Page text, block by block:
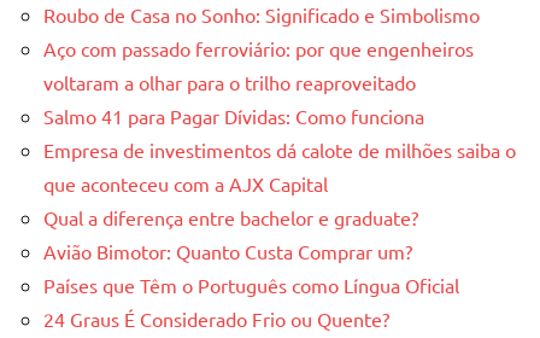
Roubo de Casa no Sonho: Significado e Simbolismo
Aço com passado ferroviário: por que engenheiros
voltaram a olhar para o trilho reaproveitado
Salmo 41 para Pagar Dívidas: Como funciona
Empresa de investimentos dá calote de milhões saiba o
que aconteceu com a AJX Capital
Qual a diferença entre bachelor e graduate?
Avião Bimotor: Quanto Custa Comprar um?
Países que Têm o Português como Língua Oficial
24 Graus É Considerado Frio ou Quente?